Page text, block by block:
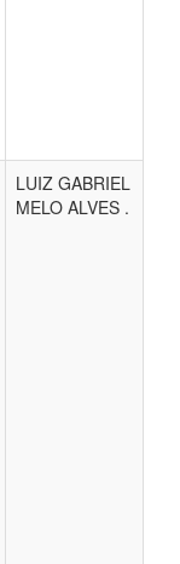
LUIZ GABRIEL
MELO ALVES .